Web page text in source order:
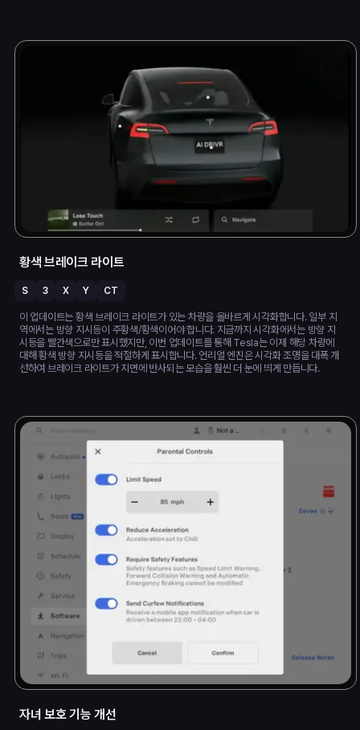
황색 브레이크 라이트
S 3 X Y CT
이 업데이트는 황색 브레이크 라이트가 있는 차량을 올바르게 시각화합니다. 일부 지
역에서는 방향 지시등이 주황색/황색이어야 합니다. 지금까지 시각화에서는 방향 지
시등을 빨간색으로만 표시했지만, 이번 업데이트를 통해 Tesla는 이제 해당 차량에
대해 황색 방향 지시등을 적절하게 표시합니다. 언리얼 엔진은 시각화 조명을 대폭 개
선하여 브레이크 라이트가 지면에 반사되는 모습을 훨씬 더 눈에 띄게 만듭니다.
자녀 보호 기능 개선